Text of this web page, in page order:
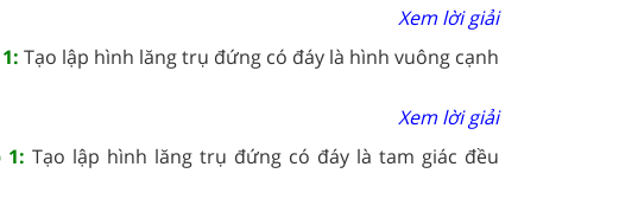
Xem lời giải
Tạo lập hình lăng trụ đứng có đáy là hình vuông cạnh
Xem lời giải
1: Tạo lập hình lăng trụ đứng có đáy là tam giác đều